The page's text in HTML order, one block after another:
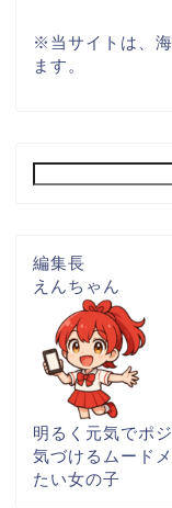
※ 当サイトは、
ます。
編集長
えんちゃん
明るく元気でポ
気づけるムード
たい女の子